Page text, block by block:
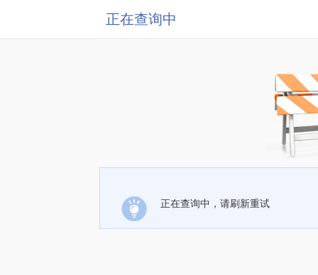
正在查询中
正在查询中，请刷新重试